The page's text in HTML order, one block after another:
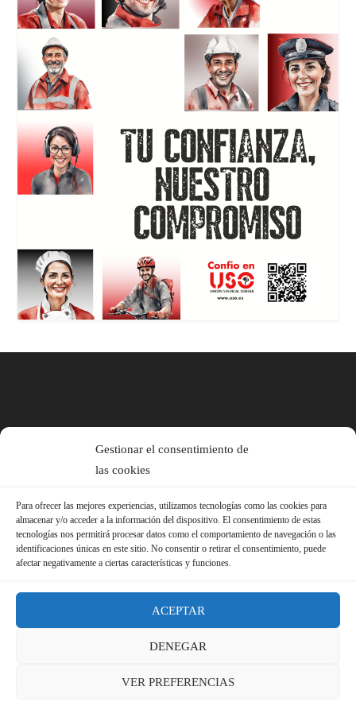
Gestionar el consentimiento de
las cookies
Para ofrecer las mejores experiencias, utilizamos tecnologías como las cookies para
almacenar y/o acceder a la información del dispositivo. El consentimiento de estas
tecnologías nos permitirá procesar datos como el comportamiento de navegación o las
identificaciones únicas en este sitio. No consentir o retirar el consentimiento, puede
afectar negativamente a ciertas características y funciones.
ACEPTAR
DENEGAR
VER PREFERENCIAS
Política de Cookies